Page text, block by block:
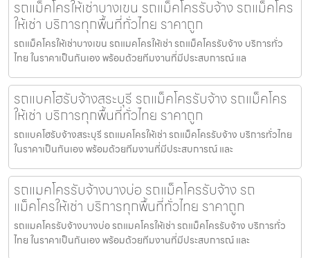
รถแม็คโครให้เช่าบางเขน รถแม็คโครรับจ้าง รถแม็คโคร
ให้เช่า บริการทุกพื้นที่ทั่วไทย ราคาถูก
รถแม็คโครให้เช่าบางเขน รถแมคโครให้เช่า รถแม็คโครรับจ้าง บริการทั่ว
ไทย ในราคาเป็นกันเอง พร้อมด้วยทีมงานที่มีประสบการณ์ แล
รถแบคโฮรับจ้างสระบุรี รถแม็คโครรับจ้าง รถแม็คโคร
ให้เช่า บริการทุกพื้นที่ทั่วไทย ราคาถูก
รถแบคโฮรับจ้างสระบุรี รถแมคโครให้เช่า รถแม็คโครรับจ้าง บริการทั่วไทย
ในราคาเป็นกันเอง พร้อมด้วยทีมงานที่มีประสบการณ์ และ
รถแมคโครรับจ้างบางบ่อ รถแม็คโครรับจ้าง รถ
แม็คโครให้เช่า บริการทุกพื้นที่ทั่วไทย ราคาถูก
รถแมคโครรับจ้างบางบ่อ รถแมคโครให้เช่า รถแม็คโครรับจ้าง บริการทั่ว
ไทย ในราคาเป็นกันเอง พร้อมด้วยทีมงานที่มีประสบการณ์ และ